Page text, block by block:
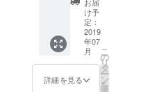
okサ
ポー
ターグ
ルー
プ：
んかし
の方で
も大学
生限定
の毎週
金曜日
のagora
会に一
ます。
をつく
らせて
いただ
きま
す！デ
ザイン
感など
で勉強
する自
習室。
そこに
あなた
専用の
自習席
をご用
お届
け予
定：
2019
年07
月
詳細を見る
こ
の
リ
タ
ー
ン
を